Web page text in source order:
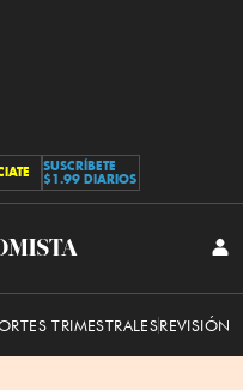
SUSCRÍBETE
$1.99 DIARIOS
TRIMESTRALESREVISIÓN